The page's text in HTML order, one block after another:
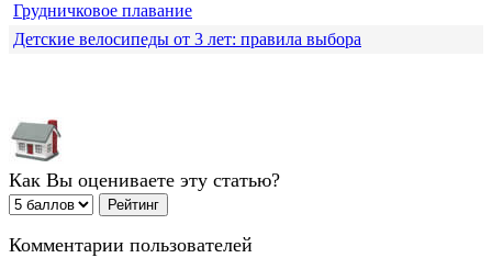
Грудничковое плавание
Детские велосипеды от 3 лет: правила выбора
Как Вы оцениваете эту статью?
Комментарии пользователей